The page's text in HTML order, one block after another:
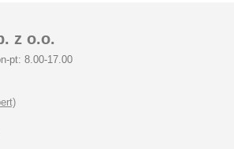
z o.o.
pt: 8.00-17.00